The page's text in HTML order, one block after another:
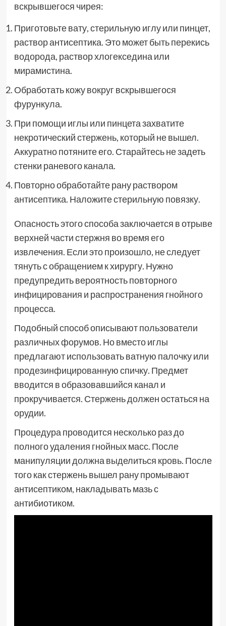
вскрывшегося чирея:
Приготовьте вату, стерильную иглу или пинцет,
раствор антисептика. Это может быть перекись
водорода, раствор хлогекседина или
мирамистина.
Обработать кожу вокруг вскрывшегося
фурункула.
При помощи иглы или пинцета захватите
некротический стержень, который не вышел.
Аккуратно потяните его. Старайтесь не задеть
стенки раневого канала.
Повторно обработайте рану раствором
антисептика. Наложите стерильную повязку.
Опасность этого способа заключается в отрыве
верхней части стержня во время его
извлечения. Если это произошло, не следует
тянуть с обращением к хирургу. Нужно
предупредить вероятность повторного
инфицирования и распространения гнойного
процесса.
Подобный способ описывают пользователи
различных форумов. Но вместо иглы
предлагают использовать ватную палочку или
продезинфицированную спичку. Предмет
вводится в образовавшийся канал и
прокручивается. Стержень должен остаться на
орудии.
Процедура проводится несколько раз до
полного удаления гнойных масс. После
манипуляции должна выделиться кровь. После
того как стержень вышел рану промывают
антисептиком, накладывать мазь с
антибиотиком.